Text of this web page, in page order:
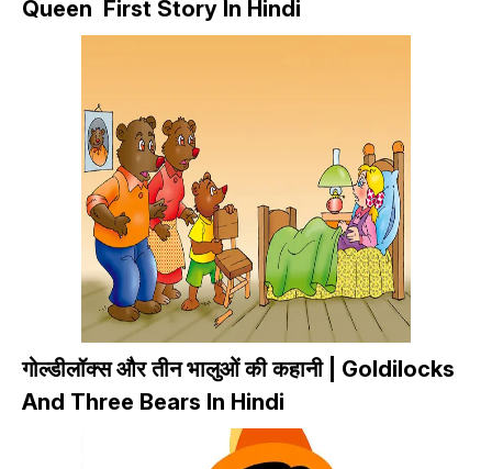
Queen First Story In Hindi
गोल्डीलॉक्स और तीन भालुओं की कहानी | Goldilocks
And Three Bears In Hindi